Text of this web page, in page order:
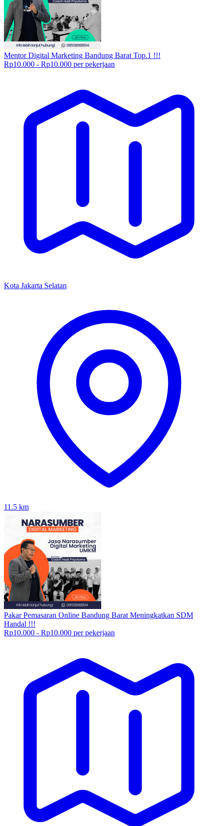
Mentor Digital Marketing Bandung Barat Top.1 !!!
Rp10.000 - Rp10.000 per pekerjaan
Kota Jakarta Selatan
11.5 km
Pakar Pemasaran Online Bandung Barat Meningkatkan SDM
Handal !!!
Rp10.000 - Rp10.000 per pekerjaan